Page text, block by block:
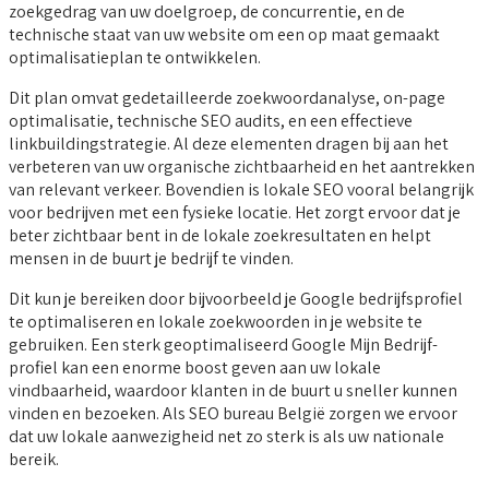
zoekgedrag van uw doelgroep, de concurrentie, en de
technische staat van uw website om een op maat gemaakt
optimalisatieplan te ontwikkelen.
Dit plan omvat gedetailleerde zoekwoordanalyse, on-page
optimalisatie, technische SEO audits, en een effectieve
linkbuildingstrategie. Al deze elementen dragen bij aan het
verbeteren van uw organische zichtbaarheid en het aantrekken
van relevant verkeer. Bovendien is lokale SEO vooral belangrijk
voor bedrijven met een fysieke locatie. Het zorgt ervoor dat je
beter zichtbaar bent in de lokale zoekresultaten en helpt
mensen in de buurt je bedrijf te vinden.
Dit kun je bereiken door bijvoorbeeld je Google bedrijfsprofiel
te optimaliseren en lokale zoekwoorden in je website te
gebruiken. Een sterk geoptimaliseerd Google Mijn Bedrijf-
profiel kan een enorme boost geven aan uw lokale
vindbaarheid, waardoor klanten in de buurt u sneller kunnen
vinden en bezoeken. Als SEO bureau België zorgen we ervoor
dat uw lokale aanwezigheid net zo sterk is als uw nationale
bereik.